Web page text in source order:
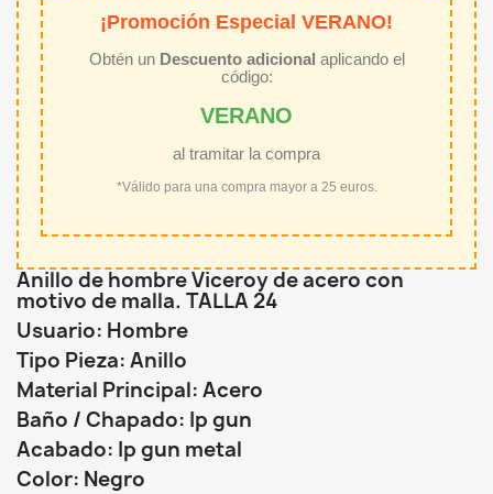
¡Promoción Especial VERANO!
Obtén un Descuento adicional aplicando el
código:
VERANO
al tramitar la compra
*Válido para una compra mayor a 25 euros.
Anillo de hombre Viceroy de acero con
motivo de malla. TALLA 24
Usuario: Hombre
Tipo Pieza: Anillo
Material Principal: Acero
Baño / Chapado: Ip gun
Acabado: Ip gun metal
Color: Negro